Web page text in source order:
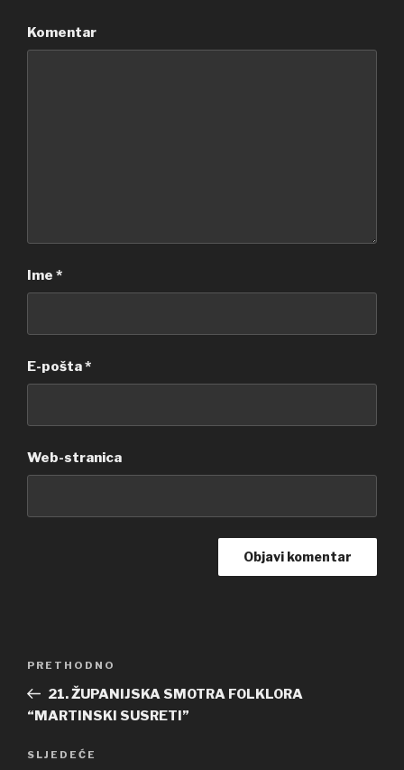
Komentar
Ime *
E-pošta*
Web-stranica
objava
Prethodna
objava
PRETHODNO
21. ŽUPANIJSKA SMOTRA FOLKLORA
“MARTINSKI SUSRETI”
Sljedeća
SLJEDEĆE